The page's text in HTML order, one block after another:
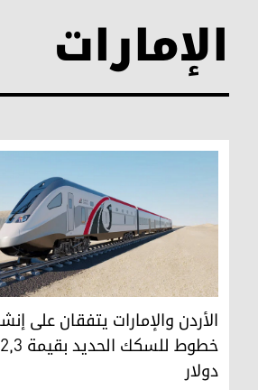
الإمارات
الأردن والإمارات يتفقان على إنشاء خطوط
الأردن والإمارات يتفقان على
دولار